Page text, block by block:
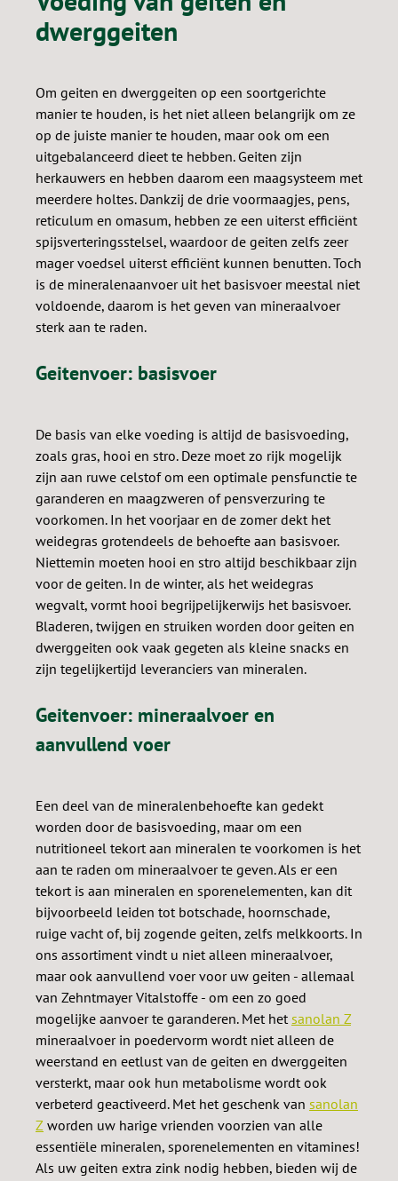
dwerggeiten
Om geiten en dwerggeiten op een soortgerichte
manier te houden, is het niet alleen belangrijk om ze
op de juiste manier te houden, maar ook om een ​​
uitgebalanceerd dieet te hebben. Geiten zijn
herkauwers en hebben daarom een ​​maagsysteem met
meerdere holtes. Dankzij de drie voormaagjes, pens,
reticulum en omasum, hebben ze een uiterst efficiënt
spijsverteringsstelsel, waardoor de geiten zelfs zeer
mager voedsel uiterst efficiënt kunnen benutten. Toch
is de mineralenaanvoer uit het basisvoer meestal niet
voldoende, daarom is het geven van mineraalvoer
sterk aan te raden.
Geitenvoer: basisvoer
De basis van elke voeding is altijd de basisvoeding,
zoals gras, hooi en stro. Deze moet zo rijk mogelijk
zijn aan ruwe celstof om een ​​optimale pensfunctie te
garanderen en maagzweren of pensverzuring te
voorkomen. In het voorjaar en de zomer dekt het
weidegras grotendeels de behoefte aan basisvoer.
Niettemin moeten hooi en stro altijd beschikbaar zijn
voor de geiten. In de winter, als het weidegras
wegvalt, vormt hooi begrijpelijkerwijs het basisvoer.
Bladeren, twijgen en struiken worden door geiten en
dwerggeiten ook vaak gegeten als kleine snacks en
zijn tegelijkertijd leveranciers van mineralen.
Geitenvoer: mineraalvoer en
aanvullend voer
Een deel van de mineralenbehoefte kan gedekt
worden door de basisvoeding, maar om een ​​
nutritioneel tekort aan mineralen te voorkomen is het
aan te raden om mineraalvoer te geven. Als er een
tekort is aan mineralen en sporenelementen, kan dit
bijvoorbeeld leiden tot botschade, hoornschade,
ruige vacht of, bij zogende geiten, zelfs melkkoorts. In
ons assortiment vindt u niet alleen mineraalvoer,
maar ook aanvullend voer voor uw geiten - allemaal
van Zehntmayer Vitalstoffe - om een ​​zo goed
mogelijke aanvoer te garanderen. Met het sanolan Z
mineraalvoer in poedervorm wordt niet alleen de
weerstand en eetlust van de geiten en dwerggeiten
versterkt, maar ook hun metabolisme wordt ook
verbeterd geactiveerd. Met het geschenk van sanolan
Z worden uw harige vrienden voorzien van alle
essentiële mineralen, sporenelementen en vitamines!
Als uw geiten extra zink nodig hebben, bieden wij de